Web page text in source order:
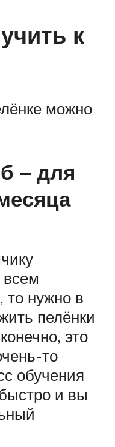
к
можно
– для
всем
то нужно в
пелёнки
это
то
обучения
и вы